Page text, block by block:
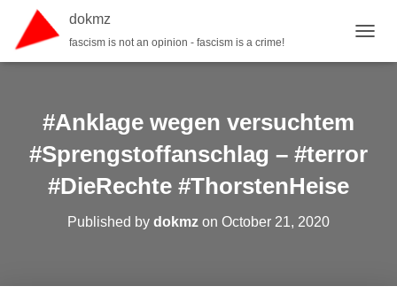
dokmz
fascism is not an opinion - fascism is a crime!
#Anklage wegen versuchtem
#Sprengstoffanschlag – #terror
#DieRechte #ThorstenHeise
Published by dokmz on October 21, 2020